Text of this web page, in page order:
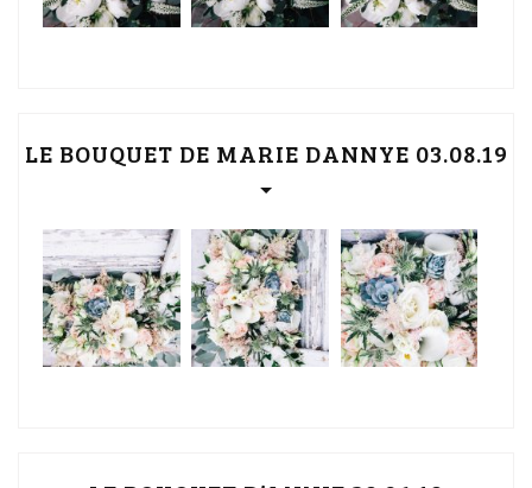
LE BOUQUET DE MARIE DANNYE 03.08.19